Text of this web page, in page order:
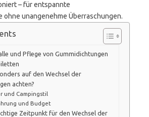
– für entspannte
ohne unangenehme Überraschungen.
und Pflege von Gummidichtungen
auf den Wechsel der
achten?
und Campingstil
und Budget
Zeitpunkt für den Wechsel der